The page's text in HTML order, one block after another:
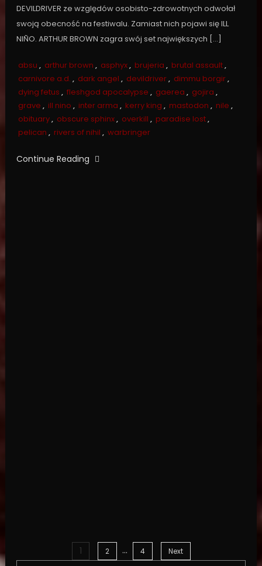
DEVILDRIVER ze względów osobisto-zdrowotnych odwołał
swoją obecność na festiwalu. Zamiast nich pojawi się ILL
NIÑO. ARTHUR BROWN zagra swój set największych […]
absu , arthur brown , asphyx, brujeria , brutal assault,
carnivore a.d. , dark angel , devildriver, dimmu borgir,
dying fetus , fleshgod apocalypse , gaerea , gojira ,
grave , ill nino , inter arma , kerry king , mastodon , nile ,
obituary, obscure sphinx, overkill , paradise lost,
pelican , rivers of nihil , warbringer
Continue Reading
1 2 … 4 Next